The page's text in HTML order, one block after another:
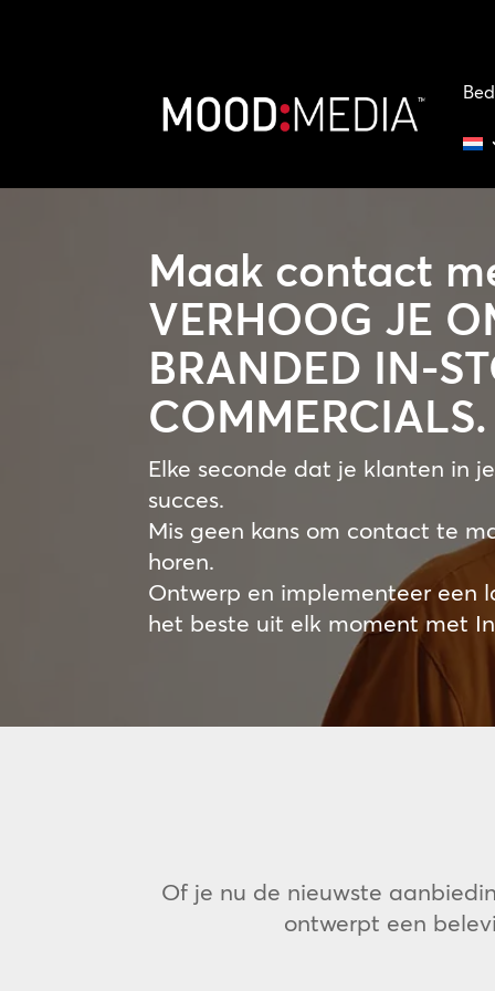
Maak contact
VERHOOG JE
BRANDED IN-
COMMERCIALS.
Elke seconde dat je klanten in
succes.
Mis geen kans om contact te
horen.
Ontwerp en implementeer een
het beste uit elk moment met
Of je nu de nieuwste
ontwerpt een